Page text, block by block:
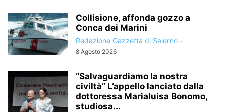
Collisione, affonda gozzo a
Conca dei Marini
Redazione Gazzetta di Salerno -
8 Agosto 2026
“Salvaguardiamo la nostra
civiltà” L’appello lanciato dalla
dottoressa Marialuisa Bonomo,
studiosa...